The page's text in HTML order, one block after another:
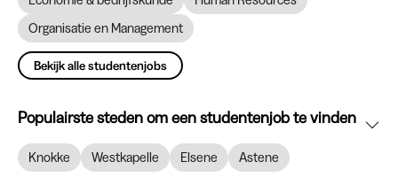
Organisatie en Management
Bekijk alle studentenjobs
Populairste steden om een studentenjob te vinden
Knokke Westkapelle Elsene Astene